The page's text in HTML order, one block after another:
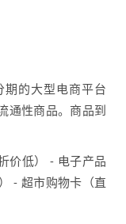
的大型电商平台
通性商品。商品到
价低） - 电子产品
- 超市购物卡（直